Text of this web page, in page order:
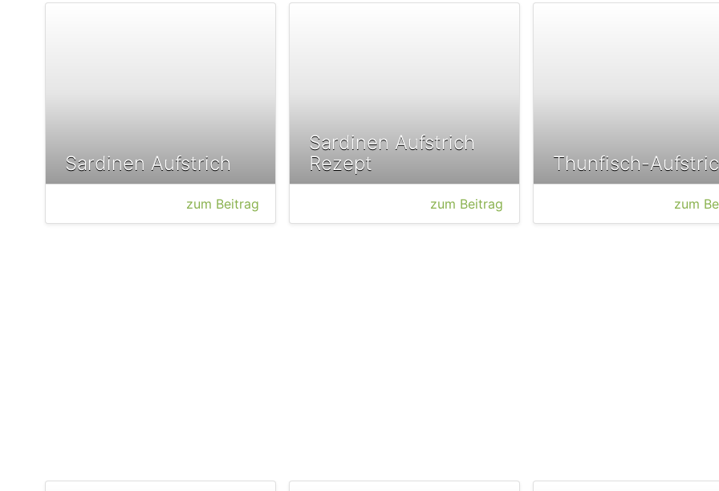
Sardinen Aufstrich
zum Beitrag
Sardinen Aufstrich
Rezept
zum Beitrag
Thunfisch-
zum